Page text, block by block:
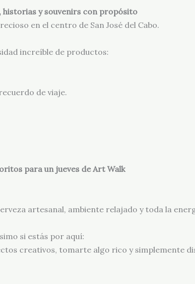
historias y souvenirs con propósito
en el centro de San José del Cabo.
increíble de productos:
de viaje.
para un jueves de Art Walk
artesanal, ambiente relajado y toda la
si estás por aquí:
creativos, tomarte algo rico y simplemente